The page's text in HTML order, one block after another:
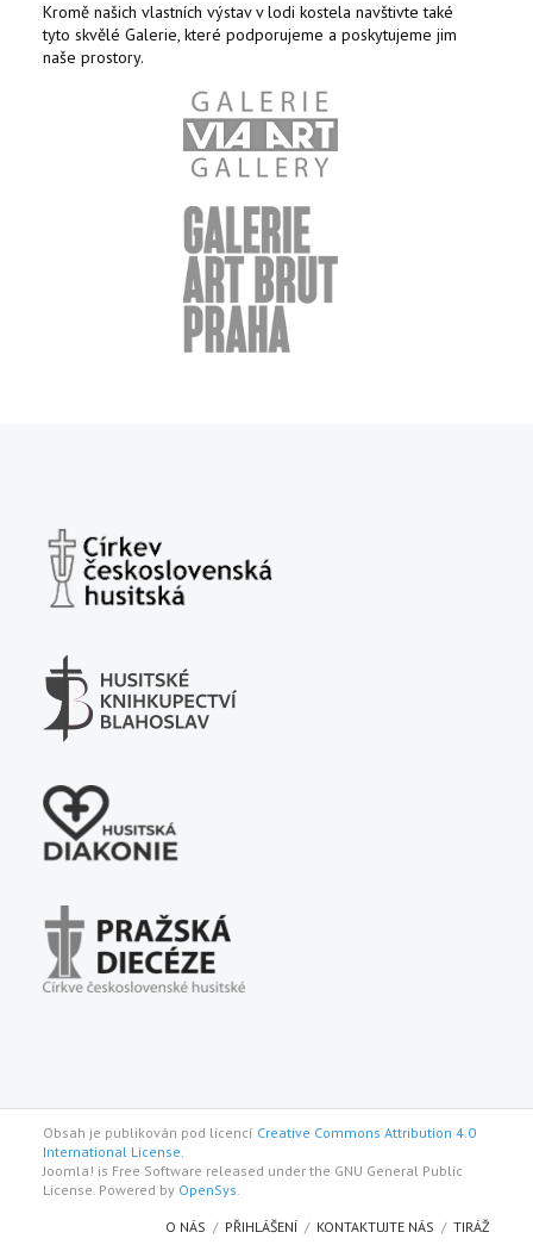
Kromě našich vlastních výstav v lodi kostela navštivte také
tyto skvělé Galerie, které podporujeme a poskytujeme jim
naše prostory.
Obsah je publikován pod licencí Creative Commons Attribution 4.0
International License.
Joomla! is Free Software released under the GNU General Public
License. Powered by OpenSys
O NÁS PŘIHLÁŠENÍ KONTAKTUJTE NÁS TIRÁŽ